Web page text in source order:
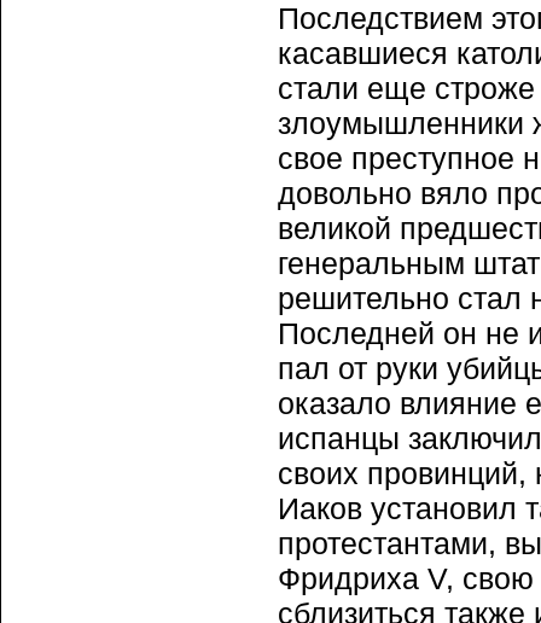
Последствием
касавшиеся
стали еще
злоумышленники
свое преступное
довольно вяло
великой
генеральным
решительно стал
Последней он не
пал от руки
оказало влияние
испанцы
своих
Иаков установил
протестантами,
Фридриха V, свою
сблизиться